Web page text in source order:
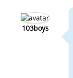
103boys